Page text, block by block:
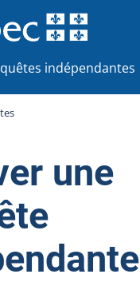
indépendantes
une